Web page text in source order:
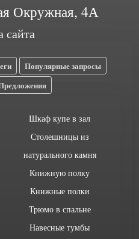
Окружная, 4А
сайта
Популярные запросы
Шкаф купе в зал
Столешницы из
натурального камня
Книжную полку
Книжные полки
Трюмо в спальне
Навесные тумбы